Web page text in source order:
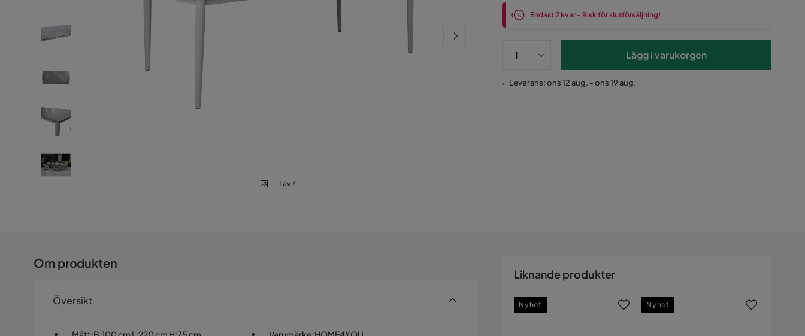
1 av 7
Endast 2 kvar - Risk för slutförsäljning!
Lägg i varukorgen
Leverans: ons 12 aug. - ons 19 aug.
Om produkten
Översikt
Liknande produkter
Nyhet Nyhet